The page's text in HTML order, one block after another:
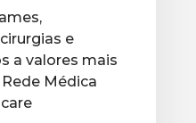
e
a valores mais
Médica